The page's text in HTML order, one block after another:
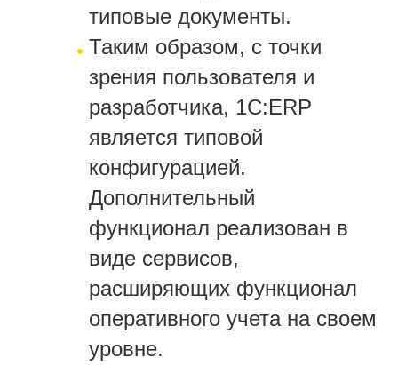
типовые документы.
Таким образом, с точки
зрения пользователя и
разработчика, 1С:ERP
является типовой
конфигурацией.
Дополнительный
функционал реализован в
виде сервисов,
расширяющих функционал
оперативного учета на своем
уровне.